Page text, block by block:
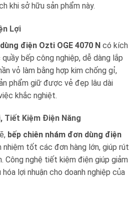
khi sở hữu sản phẩm này.
Lợi
điện Ozti OGE 4070 N có kích
bếp công nghiệp, dễ dàng lắp
vỏ làm bằng hợp kim chống gỉ,
phẩm giữ được vẻ đẹp lâu dài
khắc nghiệt.
Tiết Kiệm Điện Năng
bếp chiên nhám đơn dùng điện
nhiệm tốt các đơn hàng lớn, giúp rút
Công nghệ tiết kiệm điện giúp giảm
lợi nhuận cho doanh nghiệp của